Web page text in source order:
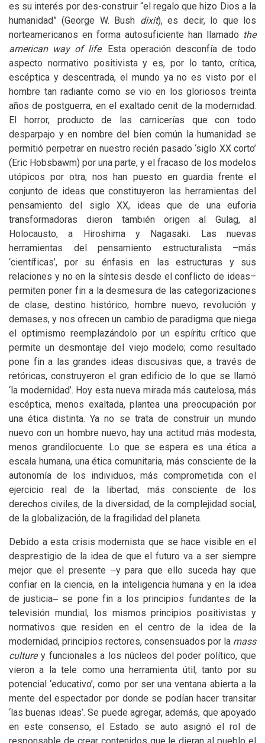
es su interés por des-construir “el regalo que hizo Dios a la
humanidad” (George W. Bush dixit), es decir, lo que los
norteamericanos en forma autosuficiente han llamado the
american way of life. Esta operación desconfía de todo
aspecto normativo positivista y es, por lo tanto, crítica,
escéptica y descentrada, el mundo ya no es visto por el
hombre tan radiante como se vio en los gloriosos treinta
años de postguerra, en el exaltado cenit de la modernidad.
El horror, producto de las carnicerías que con todo
desparpajo y en nombre del bien común la humanidad se
permitió perpetrar en nuestro recién pasado ‘siglo XXcorto’
(Eric Hobsbawm) por una parte, y el fracaso de los modelos
utópicos por otra, nos han puesto en guardia frente el
conjunto de ideas que constituyeron las herramientas del
pensamiento del sigloXX, ideas que de una euforia
transformadoras dieron también origen al Gulag, al
Holocausto, a Hiroshima y Nagasaki. Las nuevas
herramientas del pensamiento estructuralista –más
‘científicas’, por su énfasis en las estructuras y sus
relaciones y no en la síntesis desde el conflicto de ideas–
permiten poner fin a la desmesura de las categorizaciones
de clase, destino histórico, hombre nuevo, revolución y
demases, y nos ofrecen un cambio de paradigma que niega
el optimismo reemplazándolo por un espíritu crítico que
permite un desmontaje del viejo modelo; como resultado
pone fin a las grandes ideas discusivas que, a través de
retóricas, construyeron el gran edificio de lo que se llamó
‘la modernidad’. Hoy esta nueva mirada más cautelosa, más
escéptica, menos exaltada, plantea una preocupación por
una ética distinta. Ya no se trata de construir un mundo
nuevo con un hombre nuevo, hay una actitud más modesta,
menos grandilocuente. Lo que se espera es una ética a
escala humana, una ética comunitaria, más consciente de la
autonomía de los individuos, más comprometida con el
ejercicio real de la libertad, más consciente de los
derechos civiles, de la diversidad, de la complejidad social,
de la globalización, de la fragilidad del planeta.
Debido a esta crisis modernista que se hace visible en el
desprestigio de la idea de que el futuro va a ser siempre
mejor que el presente ‒y para que ello suceda hay que
confiar en la ciencia, en la inteligencia humana y en la idea
de justicia‒ se pone fin a los principios fundantes de la
televisión mundial, los mismos principios positivistas y
normativos que residen en el centro de la idea de la
modernidad, principios rectores, consensuados por la mass
culturey funcionales a los núcleos del poder político, que
vieron a la tele como una herramienta útil, tanto por su
potencial ‘educativo’, como por ser una ventana abierta a la
mente del espectador por donde se podían hacer transitar
‘las buenas ideas’. Se puede agregar, además, que apoyado
en este consenso, el Estado se auto asignó el rol de